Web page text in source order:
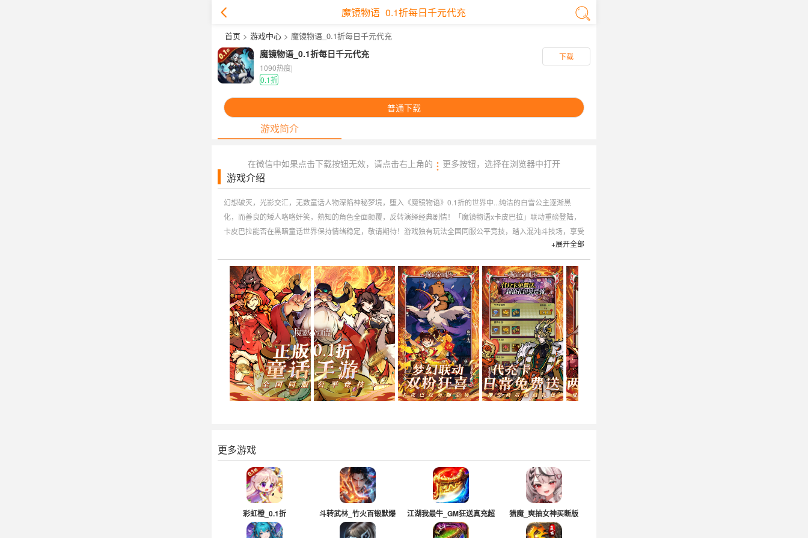
魔镜物语_0.1折每日千元代充
首页 >游戏中心 > 魔镜物语_0.1折每日千元代充
下载
魔镜物语_0.1折每日千元代充
1090热度|
0.1折
普通下载
游戏简介
在微信中如果点击下载按钮无效，请点击右上角的 更多按钮，选择在浏览器中打开
游戏介绍
幻想破灭，光影交汇，无数童话人物深陷神秘梦境，堕入《魔镜物语》0.1折的世界中...纯洁的白雪公主逐渐黑
化，而善良的矮人咯咯奸笑，熟知的角色全面颠覆，反转演绎经典剧情！「魔镜物语x卡皮巴拉」联动重磅登陆，
卡皮巴拉能否在黑暗童话世界保持情绪稳定，敬请期待！游戏独有玩法全国同服公平竞技，踏入混沌斗技场，享受
纯粹的策略对决！游戏福利迎来史诗级加强，首日即可直达VIP12！每日完成活跃就能领取千元代充卡，可购买礼
包，等同真实付费！游戏免费赠送1000连抽，升级再得两万元充值卡，养成节奏全面加速！游戏版本持续更新中
+展开全部
更多游戏
彩虹橙_0.1折 斗转武林_竹火百锻默爆
江湖我最牛_GM狂送真充超
超变
猎魔_爽抽女神买断版